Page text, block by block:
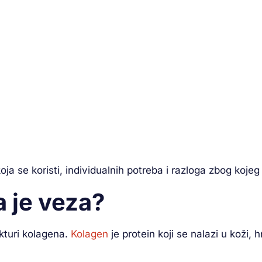
se koristi, individualnih potreba i razloga zbog
je veza?
kolagena. Kolagen je protein koji se nalazi u koži,